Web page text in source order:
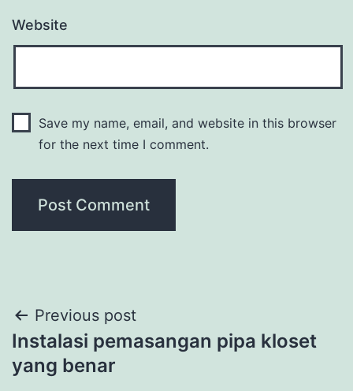
Website
Save my name, email, and website in this browser
for the next time I comment.
Post
navigation
Previous post
Instalasi pemasangan pipa kloset
yang benar